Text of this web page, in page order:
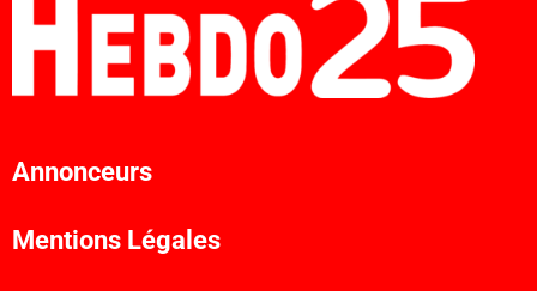
Annonceurs
Mentions Légales